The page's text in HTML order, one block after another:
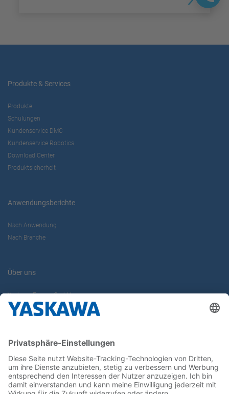
Produkte & Services
Produkte
Schulungen
Kundenservice DMC
Kundenservice Robotics
Download Center
Produktsicherheit
Anwendungsberichte
Nach Anwendung
Nach Branche
Über uns
Yaskawa Europe GmbH
Karriere
Newsletter